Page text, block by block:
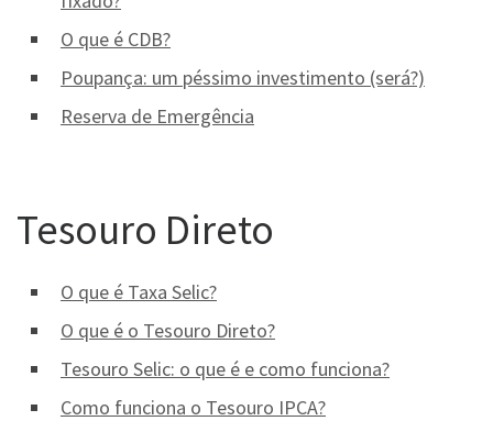
O que é CDB?
Poupança: um péssimo investimento (será?)
Reserva de Emergência
Tesouro Direto
O que é Taxa Selic?
O que é o Tesouro Direto?
Tesouro Selic: o que é e como funciona?
Como funciona o Tesouro IPCA?